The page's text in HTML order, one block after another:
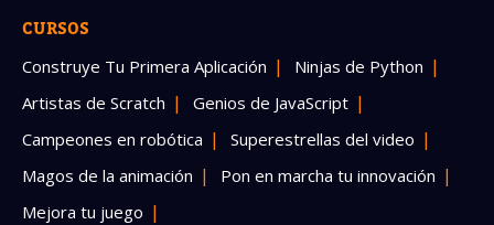
CURSOS
Construye Tu Primera Aplicación
Ninjas de Python
Artistas de Scratch
Genios de JavaScript
Campeones en robótica
Superestrellas del video
Magos de la animación
Pon en marcha tu innovación
Mejora tu juego